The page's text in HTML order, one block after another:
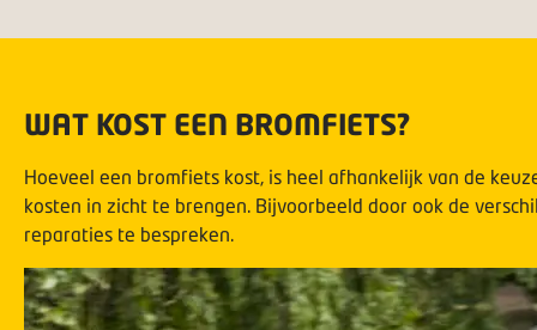
WAT KOST EEN BROMFIETS?
Hoeveel een bromfiets kost, is heel afhankelijk van de
kosten in zicht te brengen. Bijvoorbeeld door ook de
reparaties te bespreken.